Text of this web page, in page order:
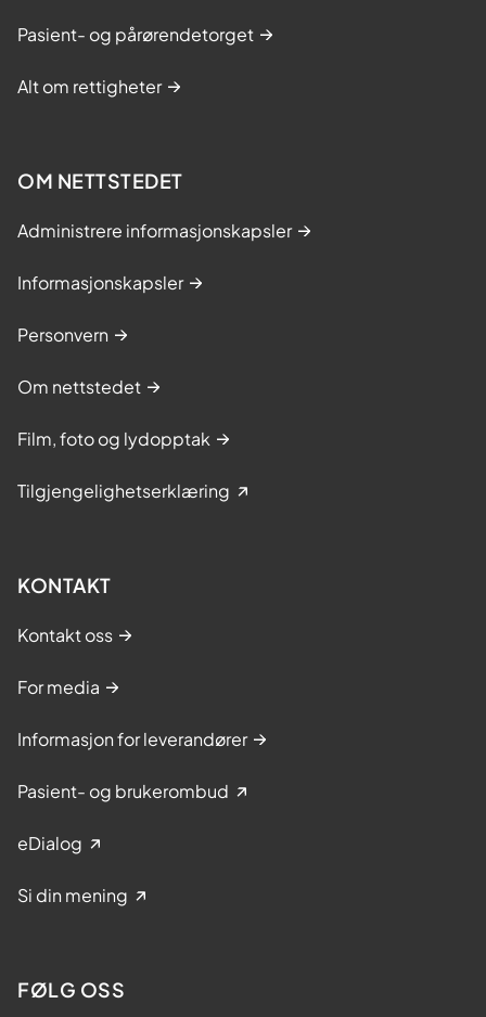
Pasient- og pårørendetorget
Alt om rettigheter
OM NETTSTEDET
Administrere informasjonskapsler
Informasjonskapsler
Personvern
Om nettstedet
Film, foto og lydopptak
Tilgjengelighetserklæring
KONTAKT
Kontakt oss
For media
Informasjon for leverandører
Pasient- og brukerombud
eDialog
Si din mening
FØLG OSS